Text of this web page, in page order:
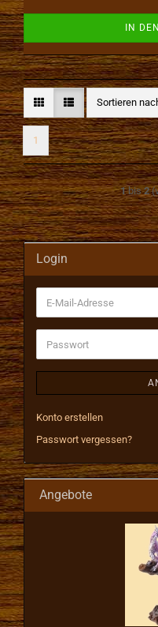
IN
Sortieren
Sortieren
1
1bis2
Login
E-
Mail-
Adresse
Passwort
Konto erstellen
Passwort vergessen?
Angebote